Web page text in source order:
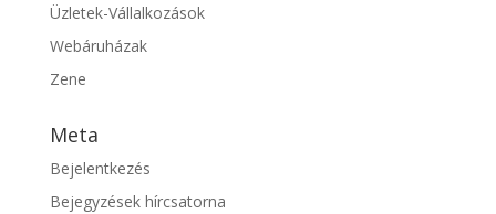
Üzletek-Vállalkozások
Webáruházak
Zene
Meta
Bejelentkezés
Bejegyzések hírcsatorna